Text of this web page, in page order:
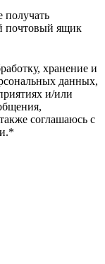
получать
почтовый ящик
хранение и
данных,
и/или
соглашаюсь с